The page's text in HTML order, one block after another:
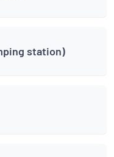
station)